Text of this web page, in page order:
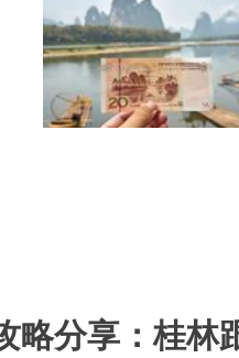
略分享：桂林